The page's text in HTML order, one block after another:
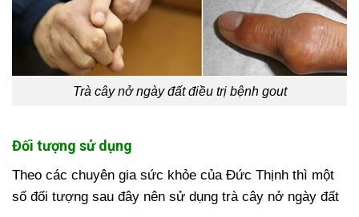
Trà cây nở ngày đất điều trị bệnh gout
Đối tượng sử dụng
Theo các chuyên gia sức khỏe của Đức Thịnh thì một
số đối tượng sau đây nên sử dụng trà cây nở ngày đất